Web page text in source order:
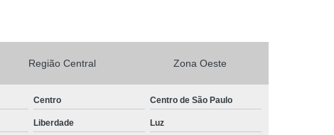
Conserto de Adega Climatizada
de Adega Quebrada
Conserto Placa Adega
Conserto de Geladeira Expositora
Conserto de Geladeira Expositora Vertical
Região Central Zona Oeste
Centro Centro de São Paulo
Liberdade Luz